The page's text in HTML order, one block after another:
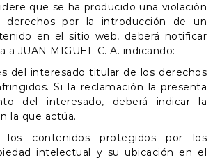
que se ha producido una violación
derechos por la introducción de un
en el sitio web, deberá notificar
a JUAN MIGUEL C. A. indicando:
del interesado titular de los derechos
Si la reclamación la presenta
del interesado, deberá indicar la
la que actúa.
los contenidos protegidos por los
intelectual y su ubicación en el